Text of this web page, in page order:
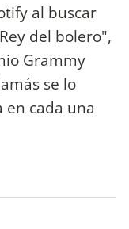
al buscar
del bolero",
Grammy
se lo
en cada una